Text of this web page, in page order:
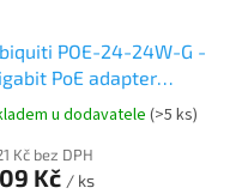
POE-24-24W-G -
PoE adapter
1A (24W), včetně
u dodavatele(>5 ks)
Kč bez DPH
Kč / ks